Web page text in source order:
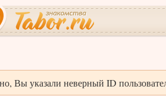
Вы указали неверный ID